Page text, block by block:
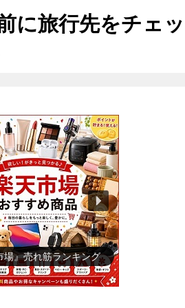
に旅行先をチェ
場』売れ筋ランキング